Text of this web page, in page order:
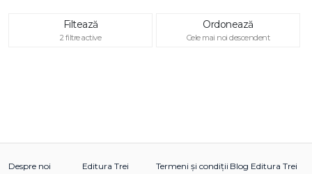
Filtează
2 filtre active
Ordonează
Cele mai noi descendent
Despre noi
Editura Trei
Termeni și condiții Blog Editura Trei